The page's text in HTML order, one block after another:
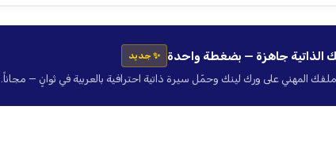
الذاتية جاهزة — بضغطة واحدة ✨ جديد
المهني على ورك لينك وحمّل سيرة ذاتية احترافية بالعربية في ثوانٍ — مجاناً.